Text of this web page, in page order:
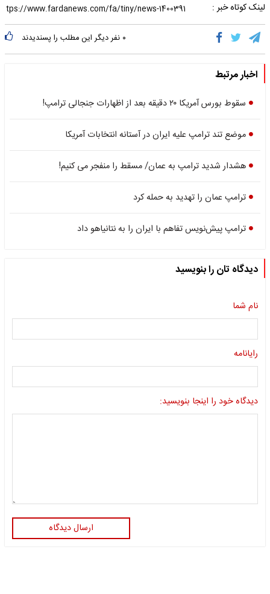
لینک کوتاه خبر :
۰ نفر دیگر این مطلب را پسندیدند
اخبار مرتبط
سقوط بورس آمریکا ۲۰ دقیقه بعد از اظهارات جنجالی ترامپ!
موضع تند ترامپ علیه ایران در آستانه انتخابات آمریکا
هشدار شدید ترامپ به عمان/ مسقط را منفجر می کنیم!
ترامپ عمان را تهدید به حمله کرد
ترامپ پیش‌نویس تفاهم با ایران را به نتانیاهو داد
دیدگاه تان را بنویسید
نام شما
رایانامه
دیدگاه خود را اینجا بنویسید:
ارسال دیدگاه